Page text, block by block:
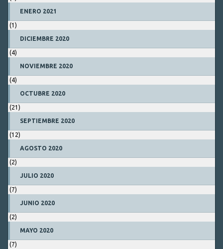
ENERO 2021
(1)
DICIEMBRE 2020
(4)
NOVIEMBRE 2020
(4)
OCTUBRE 2020
(21)
SEPTIEMBRE 2020
(12)
AGOSTO 2020
(2)
JULIO 2020
(7)
JUNIO 2020
(2)
MAYO 2020
(7)